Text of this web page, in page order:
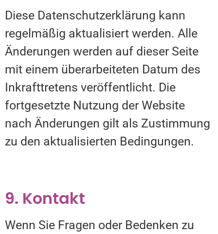
Diese Datenschutzerklärung kann
regelmäßig aktualisiert werden. Alle
Änderungen werden auf dieser Seite
mit einem überarbeiteten Datum des
Inkrafttretens veröffentlicht. Die
fortgesetzte Nutzung der Website
nach Änderungen gilt als Zustimmung
zu den aktualisierten Bedingungen.
9. Kontakt
Wenn Sie Fragen oder Bedenken zu